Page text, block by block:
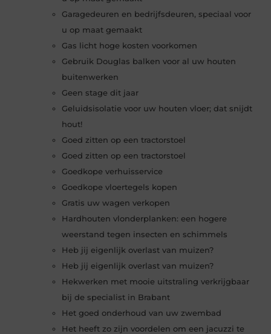
Garagedeuren en bedrijfsdeuren, speciaal voor
u op maat gemaakt
Gas licht hoge kosten voorkomen
Gebruik Douglas balken voor al uw houten
buitenwerken
Geen stage dit jaar
Geluidsisolatie voor uw houten vloer; dat snijdt
hout!
Goed zitten op een tractorstoel
Goed zitten op een tractorstoel
Goedkope verhuisservice
Goedkope vloertegels kopen
Gratis uw wagen verkopen
Hardhouten vlonderplanken: een hogere
weerstand tegen insecten en schimmels
Heb jij eigenlijk overlast van muizen?
Heb jij eigenlijk overlast van muizen?
Hekwerken met mooie uitstraling verkrijgbaar
bij de specialist in Brabant
Het goed onderhoud van uw zwembad
Het heeft zo zijn voordelen om een jacuzzi te